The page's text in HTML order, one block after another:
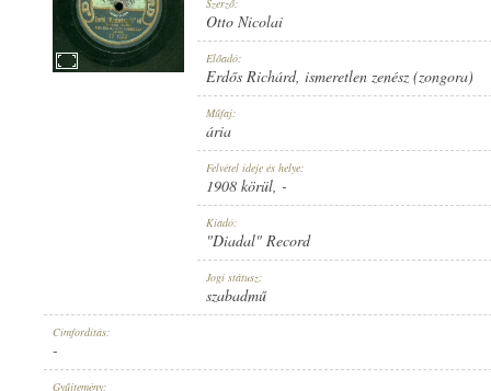
1908 KÖRÜL
Szerző:
Otto Nicolai
Előadó:
Erdős Richárd, ismeretlen zenész (zongora)
Műfaj:
ária
Felvétel ideje és helye:
1908 körül, -
Kiadó:
"Diadal" Record
Jogi státusz:
szabadmű
Címfordítás:
-
Gyűjtemény: